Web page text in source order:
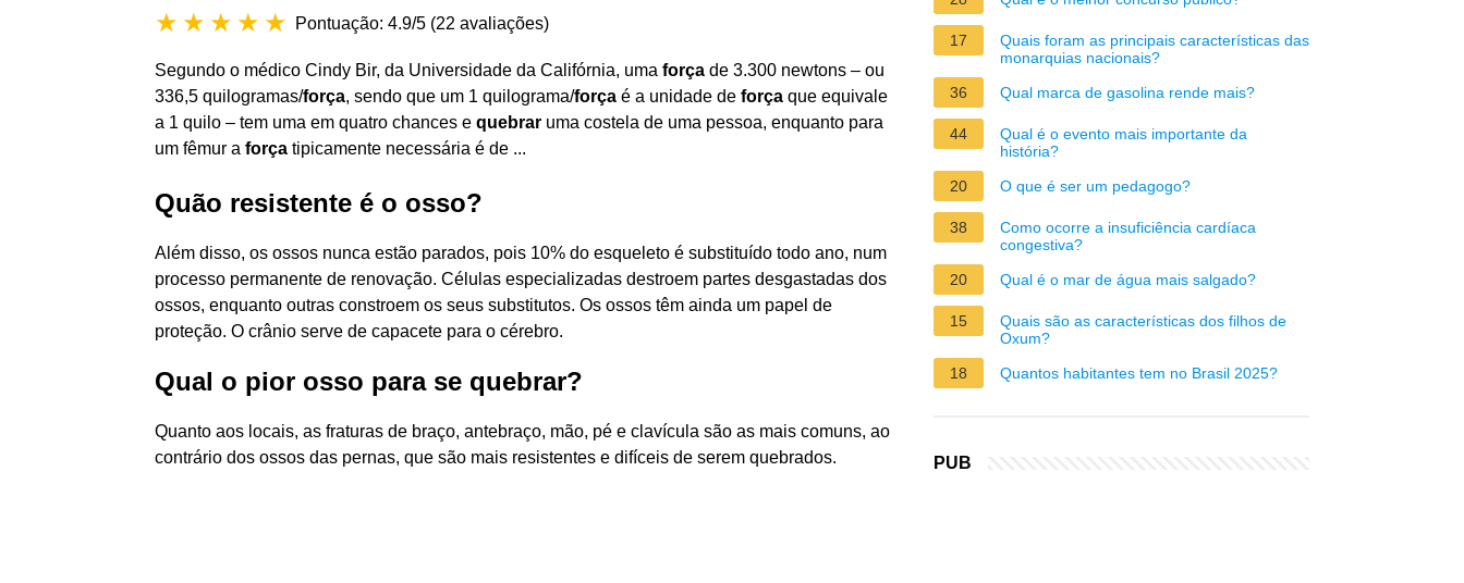
Pontuação: 4.9/5 (22 avaliações)
Segundo o médico Cindy Bir, da Universidade da Califórnia, uma força de 3.300 newtons – ou
336,5 quilogramas/força, sendo que um 1 quilograma/força é a unidade de força que equivale
a 1 quilo – tem uma em quatro chances e quebrar uma costela de uma pessoa, enquanto para
um fêmur a força tipicamente necessária é de ...
Quão resistente é o osso?
Além disso, os ossos nunca estão parados, pois 10% do esqueleto é substituído todo ano, num
processo permanente de renovação. Células especializadas destroem partes desgastadas dos
ossos, enquanto outras constroem os seus substitutos. Os ossos têm ainda um papel de
proteção. O crânio serve de capacete para o cérebro.
Qual o pior osso para se quebrar?
Quanto aos locais, as fraturas de braço, antebraço, mão, pé e clavícula são as mais comuns, ao
contrário dos ossos das pernas, que são mais resistentes e difíceis de serem quebrados.
17
Quais foram as principais características das
monarquias nacionais?
36
Qual marca de gasolina rende mais?
44
Qual é o evento mais importante da
história?
20
O que é ser um pedagogo?
38
Como ocorre a insuficiência cardíaca
congestiva?
20
Qual é o mar de água mais salgado?
15
Quais são as características dos filhos de
Oxum?
18
Quantos habitantes tem no Brasil 2025?
PUB